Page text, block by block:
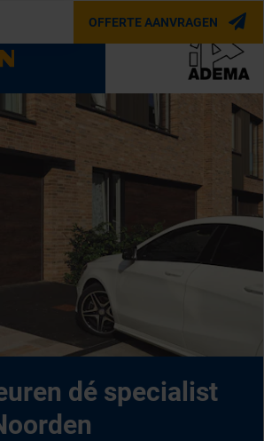
OFFERTE AANVRAGEN
dé specialist